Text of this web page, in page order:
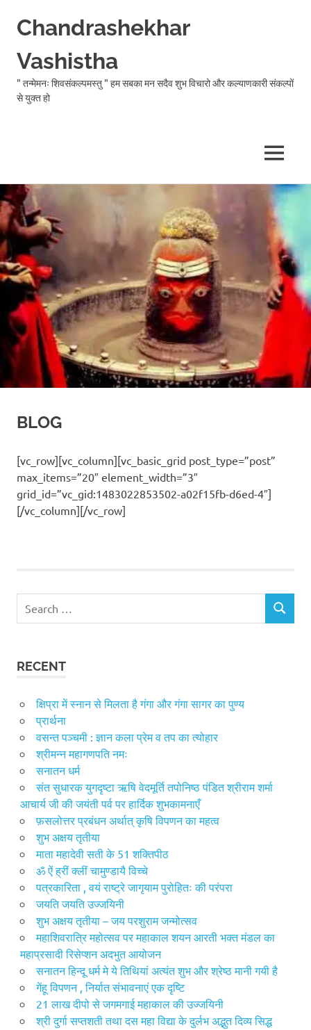
Skip
to
content
Chandrashekhar
Vashistha
" तन्मेमनः शिवसंकल्पमस्तु " हम सबका मन सदैव शुभ विचारो और कल्याणकारी संकल्पों
से युक्त हो
MENU
BLOG
[vc_row][vc_column][vc_basic_grid post_type=”post”
max_items=”20″ element_width=”3″
grid_id=”vc_gid:1483022853502-a02f15fb-d6ed-4″]
[/vc_column][/vc_row]
for:
SEARCH
RECENT
क्षिप्रा में स्नान से मिलता है गंगा और गंगा सागर का पुण्य
प्रार्थना
वसन्त पञ्चमी : ज्ञान कला प्रेम व तप का त्योहार
श्रीमन्न महागणपति नमः
सनातन धर्म
संत सुधारक युगदृष्टा ऋषि वेदमूर्ति तपोनिष्ठ पंडित श्रीराम शर्मा
आचार्य जी की जयंती पर्व पर हार्दिक शुभकामनाएँ
फ़सलोत्तर प्रबंधन अर्थात् कृषि विपणन का महत्व
शुभ अक्षय तृतीया
माता महादेवी सती के 51 शक्तिपीठ
ॐ ऐं ह्रीं क्लीं चामुण्डायै विच्चे
पत्रकारिता , वयं राष्ट्रे जागृयाम पुरोहितः की परंपरा
जयति जयति उज्जयिनी
शुभ अक्षय तृतीया – जय परशुराम जन्मोत्सव
महाशिवरात्रि महोत्सव पर महाकाल शयन आरती भक्त मंडल का
महाप्रसादी रिसेप्शन अदभुत आयोजन
सनातन हिन्दू धर्म मे ये तिथियां अत्यंत शुभ और श्रेष्ठ मानी गयी है
गेंहू विपणन , निर्यात संभावनाएं एक दृष्टि
21 लाख दीपो से जगमगाई महाकाल की उज्जयिनी
श्री दुर्गा सप्तशती तथा दस महा विद्या के दुर्लभ अद्भुत दिव्य सिद्ध